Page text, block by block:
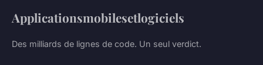
Applicationsmobilesetlogiciels
Des milliards de lignes de code. Un seul verdict.